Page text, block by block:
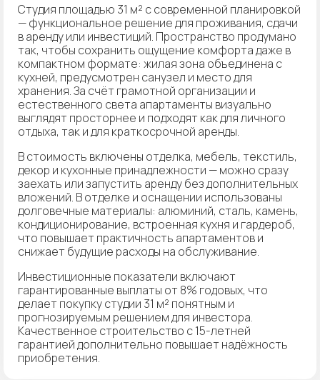
Студия площадью 31 м² с современной планировкой
— функциональное решение для проживания, сдачи
в аренду или инвестиций. Пространство продумано
так, чтобы сохранить ощущение комфорта даже в
компактном формате: жилая зона объединена с
кухней, предусмотрен санузел и место для
хранения. За счёт грамотной организации и
естественного света апартаменты визуально
выглядят просторнее и подходят как для личного
отдыха, так и для краткосрочной аренды.
В стоимость включены отделка, мебель, текстиль,
декор и кухонные принадлежности — можно сразу
заехать или запустить аренду без дополнительных
вложений. В отделке и оснащении использованы
долговечные материалы: алюминий, сталь, камень,
кондиционирование, встроенная кухня и гардероб,
что повышает практичность апартаментов и
снижает будущие расходы на обслуживание.
Инвестиционные показатели включают
гарантированные выплаты от 8% годовых, что
делает покупку студии 31 м² понятным и
прогнозируемым решением для инвестора.
Качественное строительство с 15-летней
гарантией дополнительно повышает надёжность
приобретения.